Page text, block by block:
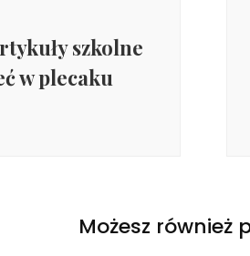
szkolne
w plecaku
Możesz również